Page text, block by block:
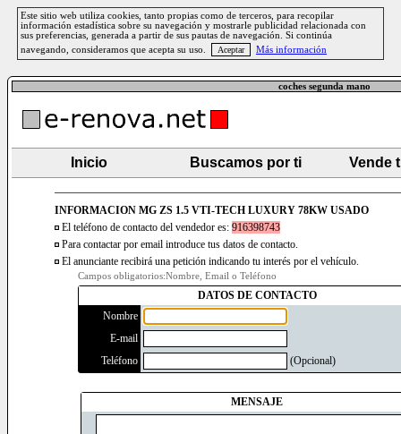
Este sitio web utiliza cookies, tanto propias como de terceros, para recopilar
información estadística sobre su navegación y mostrarle publicidad relacionada con
sus preferencias, generada a partir de sus pautas de navegación. Si continúa
navegando, consideramos que acepta su uso.
Más información
coches segunda mano
Inicio Buscamos por ti Vende
INFORMACION MG ZS 1.5 VTI-TECH LUXURY 78KW USADO
El teléfono de contacto del vendedor es: 916398743
Para contactar por email introduce tus datos de contacto.
El anunciante recibirá una petición indicando tu interés por el vehículo.
Campos obligatorios:Nombre, Email o Teléfono
DATOS DE CONTACTO
Nombre
E-mail
Teléfono
(Opcional)
MENSAJE